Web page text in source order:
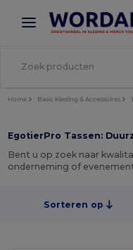
× Wordans-app
Betere prijzen in
Home Basic Kleding & Accessoires
EgotierPro Tassen:
Bent u op zoek naar
onderneming of
Sorteren op